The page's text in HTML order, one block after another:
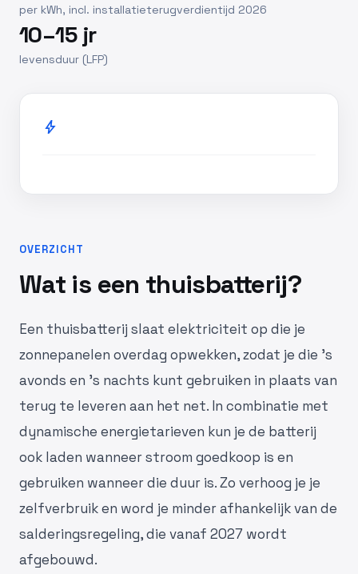
per kWh, incl. installatieterugverdientijd 2026
10–15 jr
levensduur (LFP)
bolt
OVERZICHT
Wat is een thuisbatterij?
Een thuisbatterij slaat elektriciteit op die je
zonnepanelen overdag opwekken, zodat je die 's
avonds en 's nachts kunt gebruiken in plaats van
terug te leveren aan het net. In combinatie met
dynamische energietarieven kun je de batterij
ook laden wanneer stroom goedkoop is en
gebruiken wanneer die duur is. Zo verhoog je je
zelfverbruik en word je minder afhankelijk van de
salderingsregeling, die vanaf 2027 wordt
afgebouwd.